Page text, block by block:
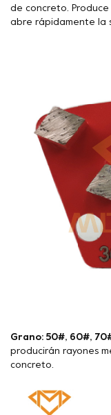
de concreto.
abre rápidamente la
Grano: 50#, 60#,
producirán rayones
concreto.